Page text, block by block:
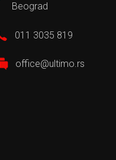
Beograd
011 3035 819
office@ultimo.rs